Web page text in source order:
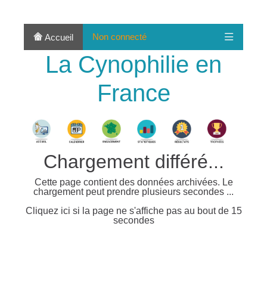
Accueil Non connecté
La Cynophilie en
France
Chargement différé...
Cette page contient des données archivées. Le
chargement peut prendre plusieurs secondes ...
Cliquez ici si la page ne s'affiche pas au bout de 15
secondes